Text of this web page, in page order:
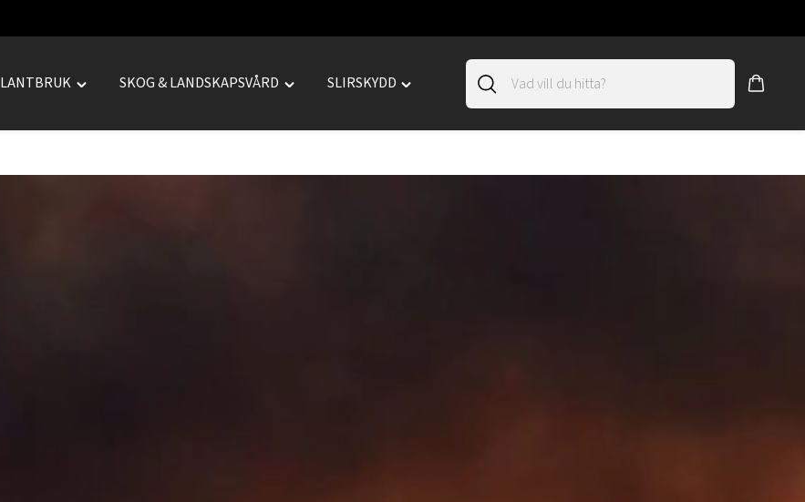
LANTBRUK
Toggle
SKOG & LANDSKAPSVÅRD
Toggle
LANDSKAPSVÅRD"
SLIRSKYDD
Toggle